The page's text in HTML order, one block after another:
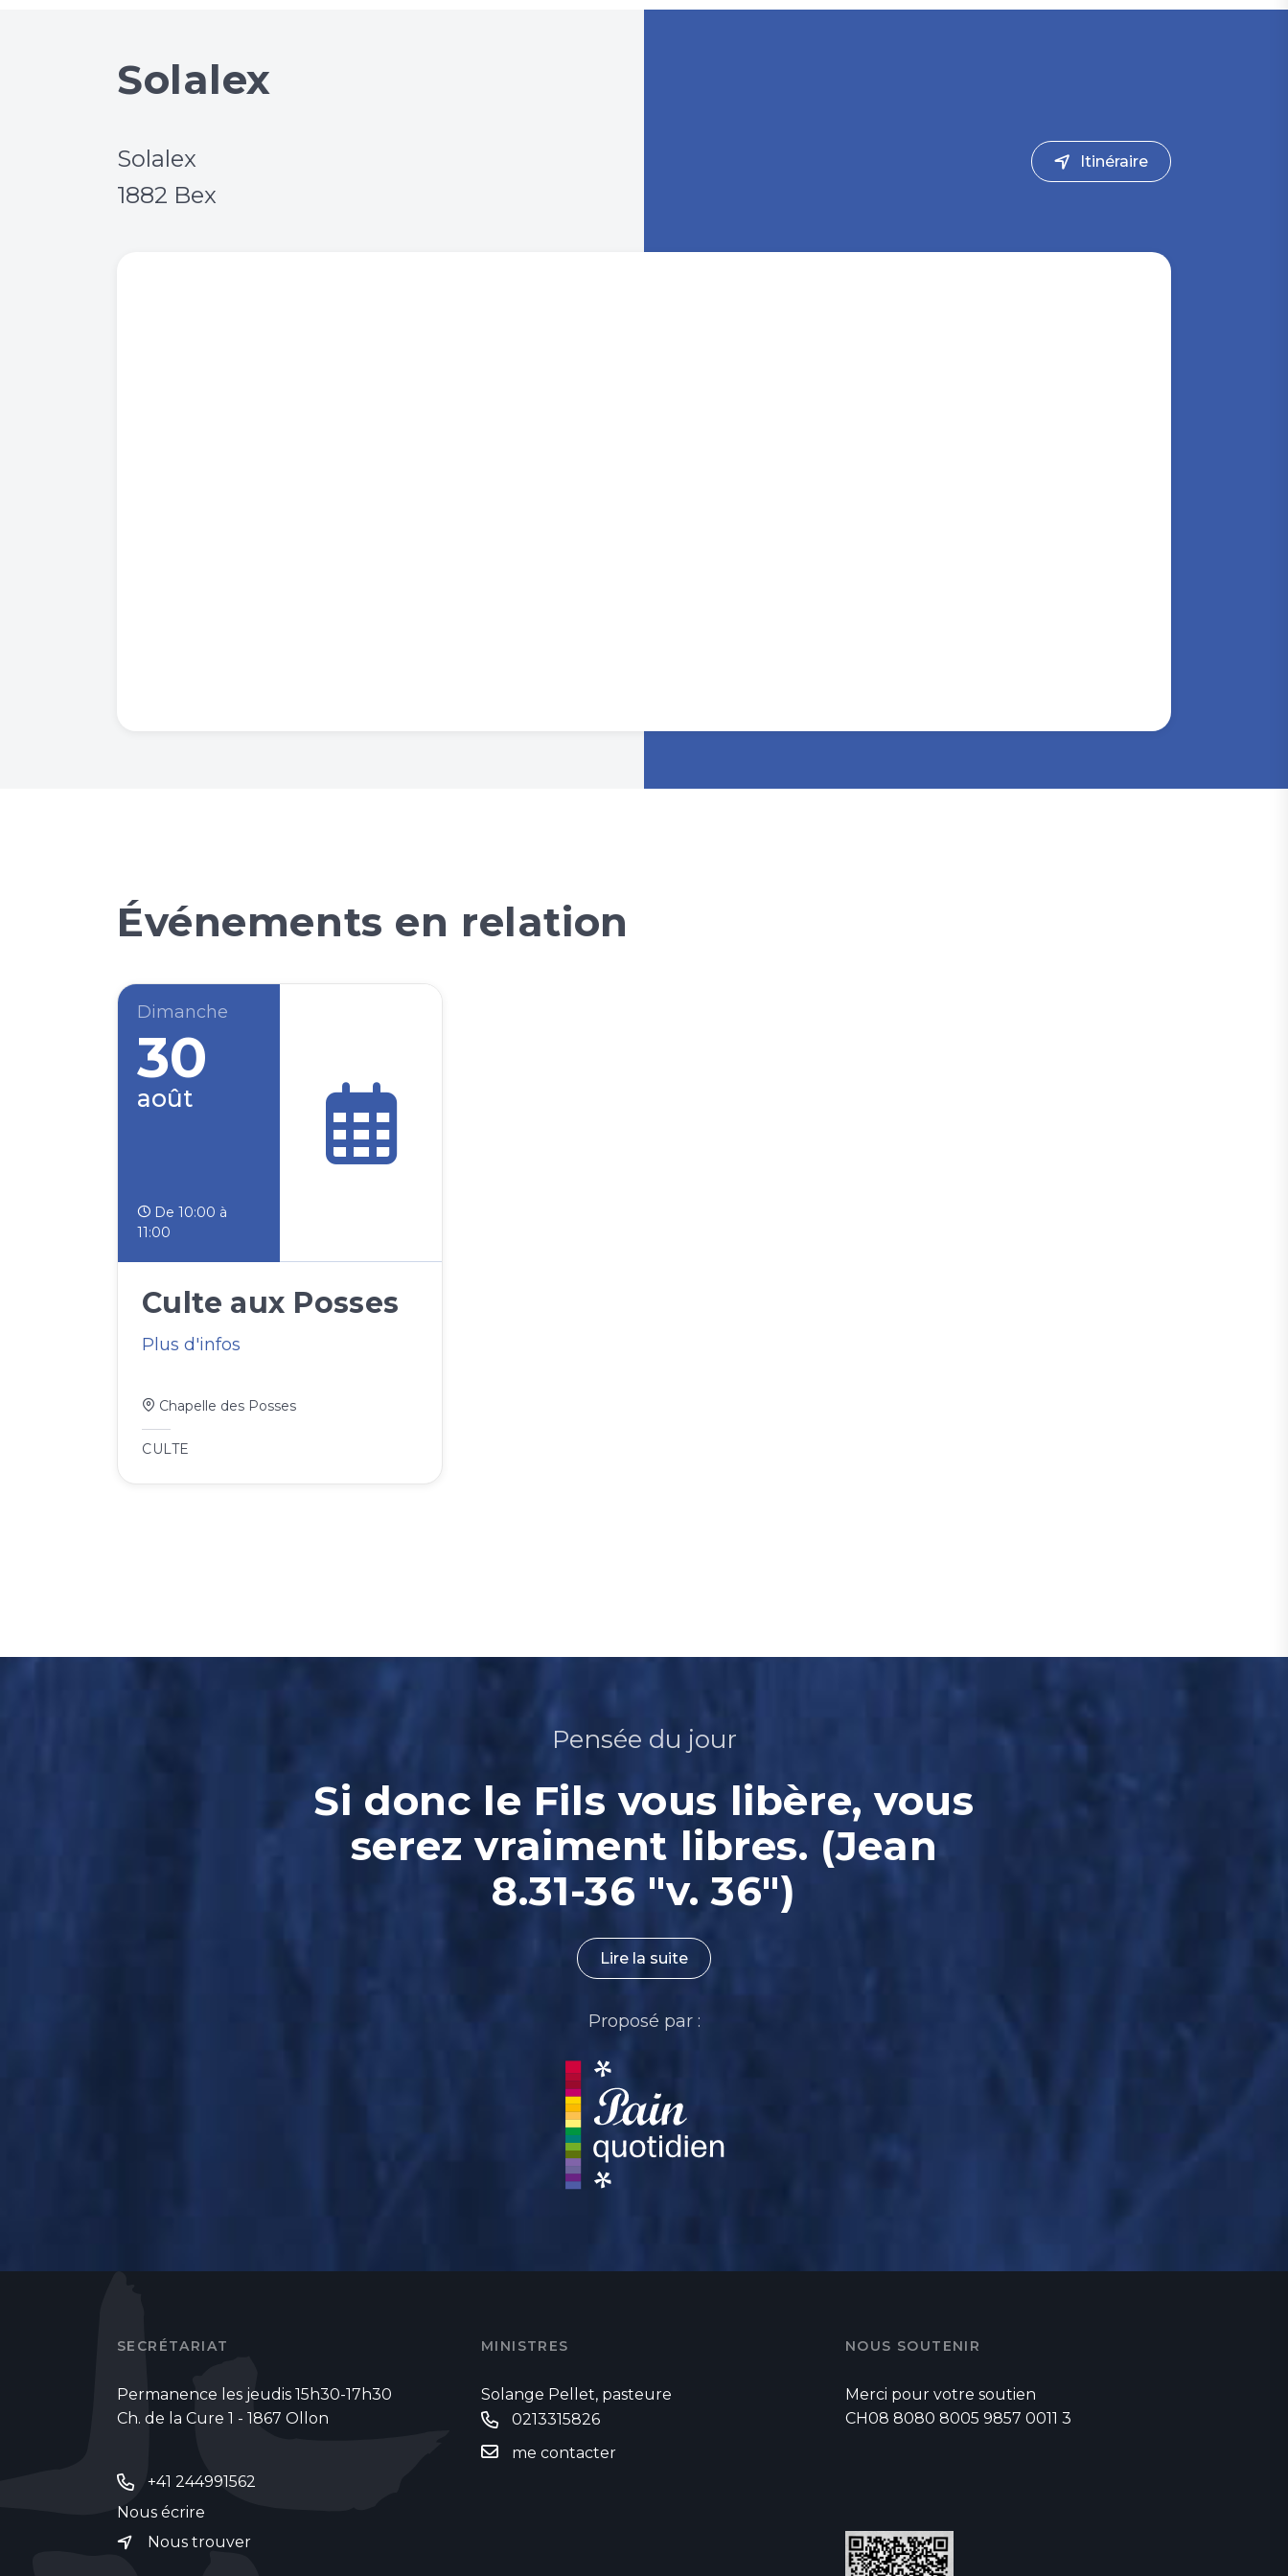
Solalex
Solalex
1882 Bex
Itinéraire
Événements en relation
Dimanche
30
août
De 10:00 à
11:00
Culte aux Posses
Plus d'infos
Chapelle des Posses
CULTE
Pensée du jour
Si donc le Fils vous libère, vous
serez vraiment libres. (Jean
8.31-36 "v. 36")
Lire la suite
Proposé par :
SECRÉTARIAT
Permanence les jeudis 15h30-17h30
Ch. de la Cure 1 - 1867 Ollon
+41 244991562
Nous écrire
Nous trouver
MINISTRES
Solange Pellet, pasteure
0213315826
me contacter
NOUS SOUTENIR
Merci pour votre soutien
CH08 8080 8005 9857 0011 3